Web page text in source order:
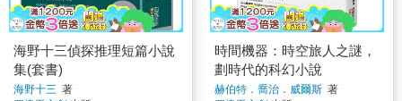
海野十三偵探推理短篇小說
集(套書)
海野十三 著
時間機器：時空旅人之謎，
劃時代的科幻小說
赫伯特．喬治．威爾斯 著